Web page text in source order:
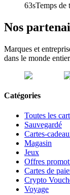
63sTemps de
Nos
Marques et
dans le monde
Catégories
Toutes les
Sauvegardé
Cartes-
Magasin
Jeux
Offres
Cartes de
Crypto
Voyage